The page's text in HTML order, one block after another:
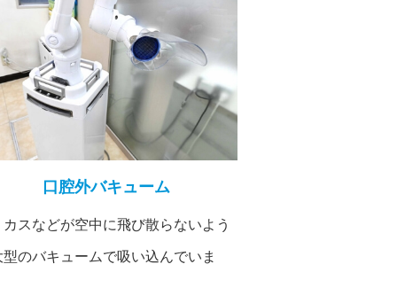
口腔外バキューム
カスなどが空中に飛び散らないよう
型のバキュームで吸い込んでいま